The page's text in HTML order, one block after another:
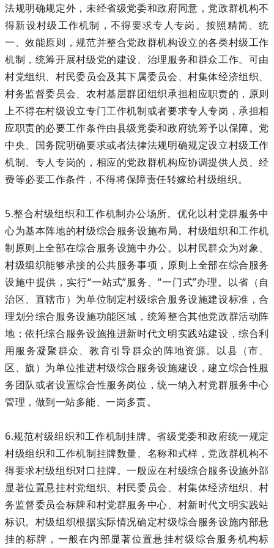
法规明确规定外，未经省级党委和政府同意，党政群机构不
得新设村级工作机制，不得要求专人专岗。按照精简、统
一、效能原则，规范并整合党政群机构设立的各类村级工作
机制，统筹开展村级党的建设、治理服务和群众工作。可由
村党组织、村民委员会及其下属委员会、村集体经济组织、
村务监督委员会、农村基层群团组织承担相应职责的，原则
上不得在村级设立专门工作机制或者要求专人专岗，承担相
应职责的必要工作条件由县级党委和政府统筹予以保障。党
中央、国务院明确要求或者法律法规明确规定设立村级工作
机制、专人专岗的，相应的党政群机构应协调提供人员、经
费等必要工作条件，不得将保障责任转嫁给村级组织。
5.整合村级组织和工作机制办公场所。优化以村党群服务中
心为基本阵地的村级综合服务设施布局。村级组织和工作机
制原则上全部在综合服务设施中办公。以村民群众为对象、
村级组织能够承接的公共服务事项，原则上全部在综合服务
设施中提供，实行“一站式”服务、“一门式”办理。以省（自
治区、直辖市）为单位制定村级综合服务设施建设标准，合
理划分综合服务设施功能区域，统筹整合其他党政群活动阵
地；依托综合服务设施推进新时代文明实践站建设，综合利
用服务凝聚群众、教育引导群众的阵地资源。以县（市、
区、旗）为单位推进村级综合服务设施建设，建立综合性服
务团队或者设置综合性服务岗位，统一纳入村党群服务中心
管理，做到一站多能、一岗多责。
6.规范村级组织和工作机制挂牌。省级党委和政府统一规定
村级组织和工作机制挂牌数量、名称和式样，党政群机构不
得要求村级组织对口挂牌。一般应在村级综合服务设施外部
显著位置悬挂村党组织、村民委员会、村集体经济组织、村
务监督委员会标牌和村党群服务中心、村新时代文明实践站
标识。村级组织根据实际情况确定村级综合服务设施内部悬
挂的标牌，一般在内部显著位置悬挂村级综合服务机构标